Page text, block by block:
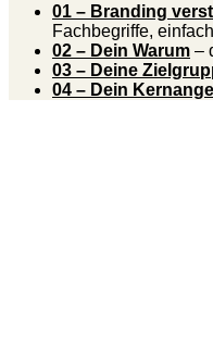
01 – Branding
Fachbegriffe,
02 – Dein Warum –
03 – Deine
04 – Dein